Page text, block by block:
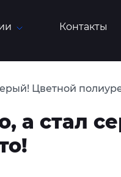
Контакты
Цветной
а стал